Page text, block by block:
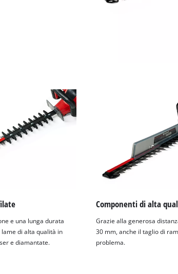
e una lunga durata
di alta qualità in
e diamantate.
Componenti di alta
Grazie alla generosa
30 mm, anche il taglio di
problema.